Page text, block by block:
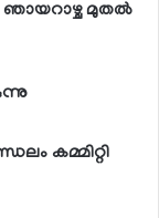
ഞായറാഴ്ച മുതല്‍
കമ്മിറ്റി